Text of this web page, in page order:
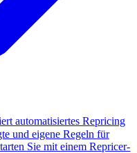
automatisiertes Repricing
und eigene Regeln für
Sie mit einem Repricer-